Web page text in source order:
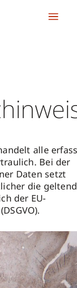
alle
Bei der
Daten setzt
die
der EU-